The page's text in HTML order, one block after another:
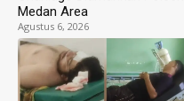
Medan Area
Agustus 6, 2026